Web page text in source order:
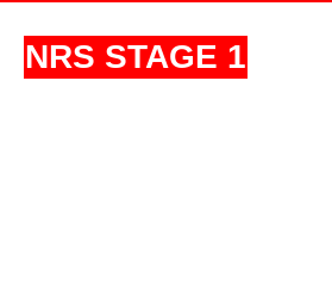
NRS STAGE 1